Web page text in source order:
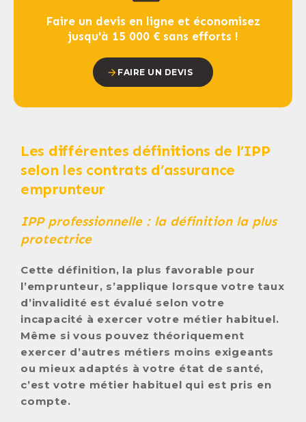
Faire un devis en ligne et économisez
jusqu'à 15 000 € sans efforts !
FAIRE UN DEVIS
Les différentes définitions de l’IPP
selon les contrats d’assurance
emprunteur
IPP professionnelle : la définition la plus
protectrice
Cette définition, la plus favorable pour
l’emprunteur, s’applique lorsque votre taux
d’invalidité est évalué selon votre
incapacité à exercer votre métier habituel.
Même si vous pouvez théoriquement
exercer d’autres métiers moins exigeants
ou mieux adaptés à votre état de santé,
c’est votre métier habituel qui est pris en
compte.